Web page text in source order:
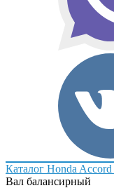
Каталог Honda Accord
Вал балансирный